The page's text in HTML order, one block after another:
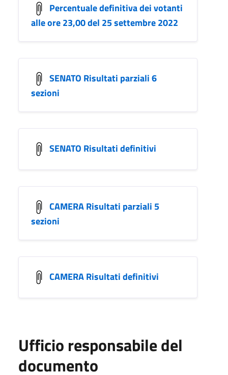
Percentuale definitiva dei votanti
alle ore 23,00 del 25 settembre 2022
SENATO Risultati parziali 6
sezioni
SENATO Risultati definitivi
CAMERA Risultati parziali 5
sezioni
CAMERA Risultati definitivi
Ufficio responsabile del
documento